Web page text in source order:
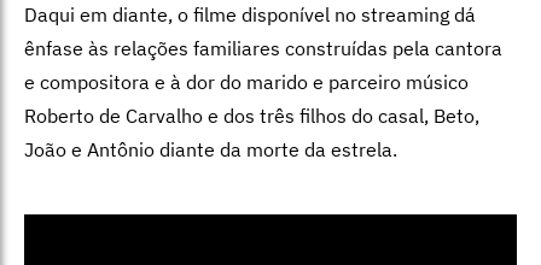
Daqui em diante, o filme disponível no streaming dá
ênfase às relações familiares construídas pela cantora
e compositora e à dor do marido e parceiro músico
Roberto de Carvalho e dos três filhos do casal, Beto,
João e Antônio diante da morte da estrela.